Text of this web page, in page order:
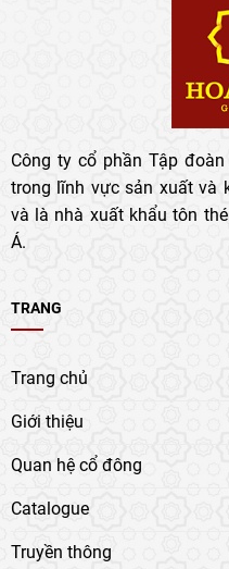
Công ty cổ phần Tập
trong lĩnh vực sản xuất và
và là nhà xuất khẩu tôn
Á.
TRANG
Trang chủ
Giới thiệu
Quan hệ cổ đông
Catalogue
Truyền thông